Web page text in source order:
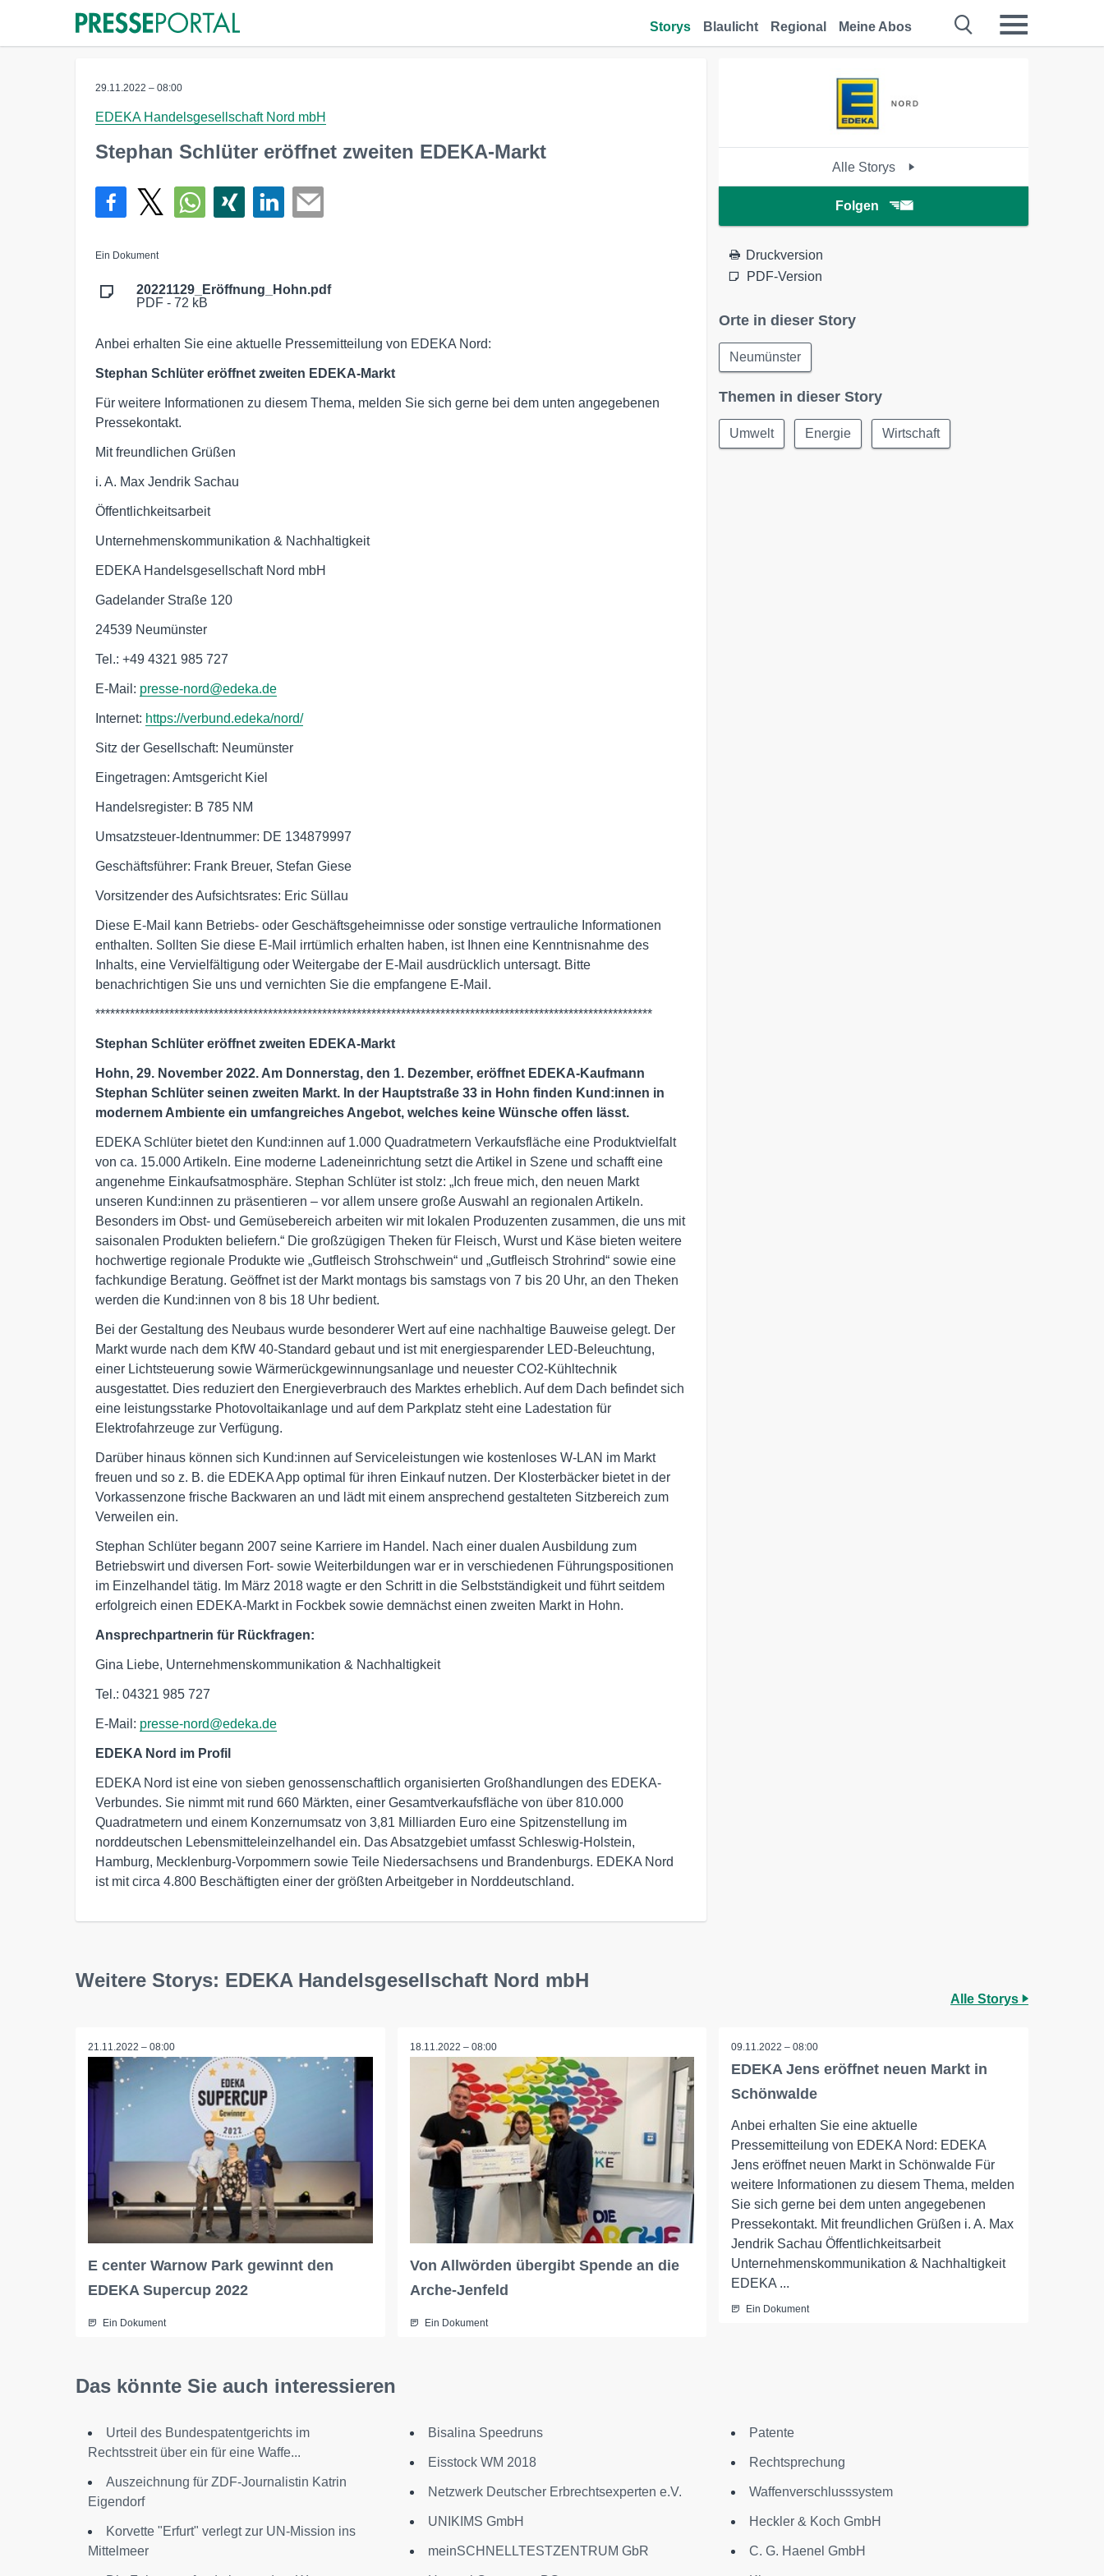
Storys Blaulicht Regional Meine Abos
29.11.2022 – 08:00
EDEKA Handelsgesellschaft Nord mbH
Stephan Schlüter eröffnet zweiten EDEKA-Markt
Ein Dokument
20221129_Eröffnung_Hohn.pdf
PDF - 72 kB
Anbei erhalten Sie eine aktuelle Pressemitteilung von EDEKA Nord:
Stephan Schlüter eröffnet zweiten EDEKA-Markt
Für weitere Informationen zu diesem Thema, melden Sie sich gerne bei dem unten angegebenen
Pressekontakt.
Mit freundlichen Grüßen
i. A. Max Jendrik Sachau
Öffentlichkeitsarbeit
Unternehmenskommunikation & Nachhaltigkeit
EDEKA Handelsgesellschaft Nord mbH
Gadelander Straße 120
24539 Neumünster
Tel.: +49 4321 985 727
E-Mail: presse-nord@edeka.de
Internet: https://verbund.edeka/nord/
Sitz der Gesellschaft: Neumünster
Eingetragen: Amtsgericht Kiel
Handelsregister: B 785 NM
Umsatzsteuer-Identnummer: DE 134879997
Geschäftsführer: Frank Breuer, Stefan Giese
Vorsitzender des Aufsichtsrates: Eric Süllau
Diese E-Mail kann Betriebs- oder Geschäftsgeheimnisse oder sonstige vertrauliche Informationen
enthalten. Sollten Sie diese E-Mail irrtümlich erhalten haben, ist Ihnen eine Kenntnisnahme des
Inhalts, eine Vervielfältigung oder Weitergabe der E-Mail ausdrücklich untersagt. Bitte
benachrichtigen Sie uns und vernichten Sie die empfangene E-Mail.
*****************************************************************************************************************
Stephan Schlüter eröffnet zweiten EDEKA-Markt
Hohn, 29. November 2022. Am Donnerstag, den 1. Dezember, eröffnet EDEKA-Kaufmann
Stephan Schlüter seinen zweiten Markt. In der Hauptstraße 33 in Hohn finden Kund:innen in
modernem Ambiente ein umfangreiches Angebot, welches keine Wünsche offen lässt.
EDEKA Schlüter bietet den Kund:innen auf 1.000 Quadratmetern Verkaufsfläche eine Produktvielfalt
von ca. 15.000 Artikeln. Eine moderne Ladeneinrichtung setzt die Artikel in Szene und schafft eine
angenehme Einkaufsatmosphäre. Stephan Schlüter ist stolz: „Ich freue mich, den neuen Markt
unseren Kund:innen zu präsentieren – vor allem unsere große Auswahl an regionalen Artikeln.
Besonders im Obst- und Gemüsebereich arbeiten wir mit lokalen Produzenten zusammen, die uns mit
saisonalen Produkten beliefern.“ Die großzügigen Theken für Fleisch, Wurst und Käse bieten weitere
hochwertige regionale Produkte wie „Gutfleisch Strohschwein“ und „Gutfleisch Strohrind“ sowie eine
fachkundige Beratung. Geöffnet ist der Markt montags bis samstags von 7 bis 20 Uhr, an den Theken
werden die Kund:innen von 8 bis 18 Uhr bedient.
Bei der Gestaltung des Neubaus wurde besonderer Wert auf eine nachhaltige Bauweise gelegt. Der
Markt wurde nach dem KfW 40-Standard gebaut und ist mit energiesparender LED-Beleuchtung,
einer Lichtsteuerung sowie Wärmerückgewinnungsanlage und neuester CO2-Kühltechnik
ausgestattet. Dies reduziert den Energieverbrauch des Marktes erheblich. Auf dem Dach befindet sich
eine leistungsstarke Photovoltaikanlage und auf dem Parkplatz steht eine Ladestation für
Elektrofahrzeuge zur Verfügung.
Darüber hinaus können sich Kund:innen auf Serviceleistungen wie kostenloses W-LAN im Markt
freuen und so z. B. die EDEKA App optimal für ihren Einkauf nutzen. Der Klosterbäcker bietet in der
Vorkassenzone frische Backwaren an und lädt mit einem ansprechend gestalteten Sitzbereich zum
Verweilen ein.
Stephan Schlüter begann 2007 seine Karriere im Handel. Nach einer dualen Ausbildung zum
Betriebswirt und diversen Fort- sowie Weiterbildungen war er in verschiedenen Führungspositionen
im Einzelhandel tätig. Im März 2018 wagte er den Schritt in die Selbstständigkeit und führt seitdem
erfolgreich einen EDEKA-Markt in Fockbek sowie demnächst einen zweiten Markt in Hohn.
Ansprechpartnerin für Rückfragen:
Gina Liebe, Unternehmenskommunikation & Nachhaltigkeit
Tel.: 04321 985 727
E-Mail: presse-nord@edeka.de
EDEKA Nord im Profil
EDEKA Nord ist eine von sieben genossenschaftlich organisierten Großhandlungen des EDEKA-
Verbundes. Sie nimmt mit rund 660 Märkten, einer Gesamtverkaufsfläche von über 810.000
Quadratmetern und einem Konzernumsatz von 3,81 Milliarden Euro eine Spitzenstellung im
norddeutschen Lebensmitteleinzelhandel ein. Das Absatzgebiet umfasst Schleswig-Holstein,
Hamburg, Mecklenburg-Vorpommern sowie Teile Niedersachsens und Brandenburgs. EDEKA Nord
ist mit circa 4.800 Beschäftigten einer der größten Arbeitgeber in Norddeutschland.
Alle Storys
Folgen
Druckversion
PDF-Version
Orte in dieser Story
Neumünster
Themen in dieser Story
Umwelt Energie Wirtschaft
Weitere Storys: EDEKA Handelsgesellschaft Nord mbH
Alle Storys
21.11.2022 – 08:00
E center Warnow Park gewinnt den
EDEKA Supercup 2022
Ein Dokument
18.11.2022 – 08:00
Von Allwörden übergibt Spende an die
Arche-Jenfeld
Ein Dokument
09.11.2022 – 08:00
EDEKA Jens eröffnet neuen Markt in
Schönwalde
Anbei erhalten Sie eine aktuelle
Pressemitteilung von EDEKA Nord: EDEKA
Jens eröffnet neuen Markt in Schönwalde Für
weitere Informationen zu diesem Thema, melden
Sie sich gerne bei dem unten angegebenen
Pressekontakt. Mit freundlichen Grüßen i. A. Max
Jendrik Sachau Öffentlichkeitsarbeit
Unternehmenskommunikation & Nachhaltigkeit
EDEKA ...
Ein Dokument
Das könnte Sie auch interessieren
Urteil des Bundespatentgerichts im
Rechtsstreit über ein für eine Waffe...
Auszeichnung für ZDF-Journalistin Katrin
Eigendorf
Korvette "Erfurt" verlegt zur UN-Mission ins
Mittelmeer
Bisalina Speedruns
Eisstock WM 2018
Netzwerk Deutscher Erbrechtsexperten e.V.
UNIKIMS GmbH
meinSCHNELLTESTZENTRUM GbR
Patente
Rechtsprechung
Waffenverschlusssystem
Heckler & Koch GmbH
C. G. Haenel GmbH